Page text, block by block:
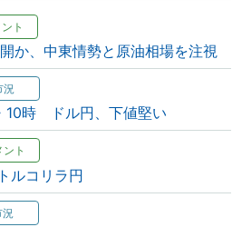
か、中東情勢と原油相場を注視
10時 ドル円、下値堅い
ルコリラ円